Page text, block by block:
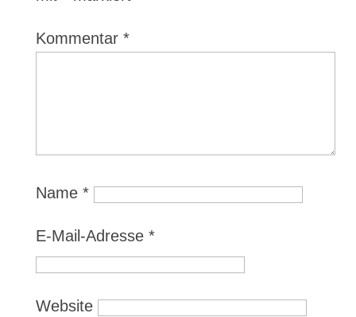
Kommentar *
Name *
E-Mail-Adresse *
Website